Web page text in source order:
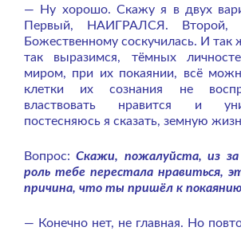
— Ну хорошо. Скажу я в двух
Первый, НАИГРАЛСЯ.
Божественному соскучилась. И так
так выразимся, тёмных
миром, при их покаянии, всё
клетки их сознания не
властвовать нравится и
постесняюсь я сказать, земную
Вопрос:Скажи, пожалуйста, из
роль тебе перестала нравиться,
причина, что ты пришёл к
— Конечно нет, не главная. Но